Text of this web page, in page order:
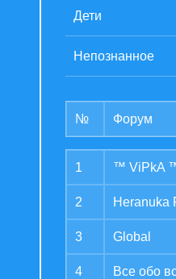
Дети
Непознанное
№ Форум
1 ™ ViPkA
2 Heranuka
3 Global
4 Все обо